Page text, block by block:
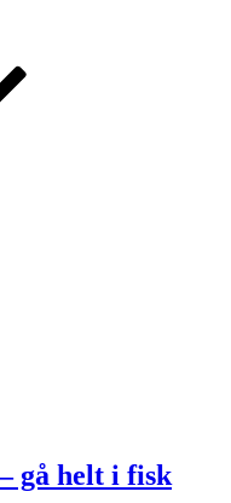
gå helt i fisk